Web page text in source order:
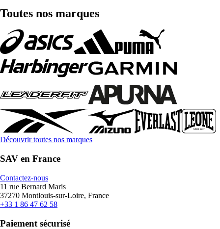
Toutes nos marques
Découvrir toutes nos marques
SAV en France
Contactez-nous
11 rue Bernard Maris
37270 Montlouis-sur-Loire, France
+33 1 86 47 62 58
Paiement sécurisé